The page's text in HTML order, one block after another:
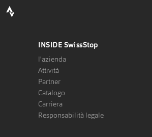
stravaLink
INSIDE SwissStop
l'azienda
Attività
Partner
Catalogo
Carriera
Responsabilità legale